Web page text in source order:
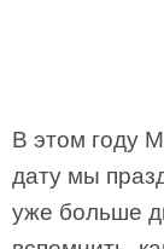
В этом году
дату мы
уже больше